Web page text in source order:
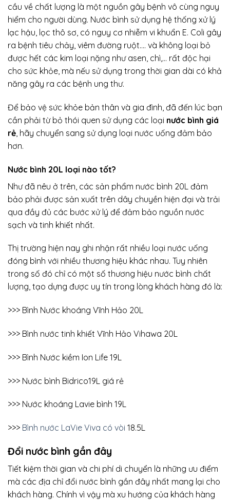
cầu về chất lượng là một nguồn gây bệnh vô cùng nguy
hiểm cho người dùng. Nước bình sử dụng hệ thống xử lý
lạc hậu, lọc thô sơ, có nguy cơ nhiễm vi khuẩn E. Coli gây
ra bệnh tiêu chảy, viêm đường ruột…. và không loại bỏ
được hết các kim loại nặng như asen, chì,… rất độc hại
cho sức khỏe, mà nếu sử dụng trong thời gian dài có khả
năng gây ra các bệnh ung thư.
Để bảo vệ sức khỏe bản thân và gia đình, đã đến lúc bạn
cần phải từ bỏ thói quen sử dụng các loại nước bình giá
rẻ , hãy chuyển sang sử dụng loại nước uống đảm bảo
hơn.
Nước bình 20L loại nào tốt?
Như đã nêu ở trên, các sản phẩm nước bình 20L đảm
bảo phải được sản xuất trên dây chuyền hiện đại và trải
qua đầy đủ các bước xử lý để đảm bảo nguồn nước
sạch và tinh khiết nhất.
Thị trường hiện nay ghi nhận rất nhiều loại nước uống
đóng bình với nhiều thương hiệu khác nhau. Tuy nhiên
trong số đó chỉ có một số thương hiệu nước bình chất
lượng, tạo dựng được uy tín trong lòng khách hàng đó là:
>>> Bình Nước khoáng Vĩnh Hảo 20L
>>> Bình nước tinh khiết Vĩnh Hảo Vihawa 20L
>>> Bình Nước kiềm Ion Life 19L
>>> Nước bình Bidrico19L giá rẻ
>>> Nước khoáng Lavie bình 19L
>>> Bình nước LaVie Viva có vòi 18.5L
Đổi nước bình gần đây
Tiết kiệm thời gian và chi phí di chuyển là những ưu điểm
mà các địa chỉ đổi nước bình gần đây nhất mang lại cho
khách hàng. Chính vì vậy mà xu hướng của khách hàng